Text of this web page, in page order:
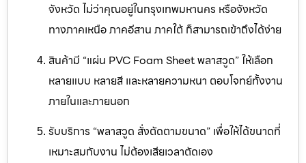
จังหวัด ไม่ว่าคุณอยู่ในกรุงเทพมหานคร หรือจังหวัด
ทางภาคเหนือ ภาคอีสาน ภาคใต้ ก็สามารถเข้าถึงได้ง่าย
สินค้ามี “แผ่น PVC Foam Sheet พลาสวูด” ให้เลือก
หลายแบบ หลายสี และหลายความหนา ตอบโจทย์ทั้งงาน
ภายในและภายนอก
รับบริการ “พลาสวูด สั่งตัดตามขนาด” เพื่อให้ได้ขนาดที่
เหมาะสมกับงาน ไม่ต้องเสียเวลาตัดเอง